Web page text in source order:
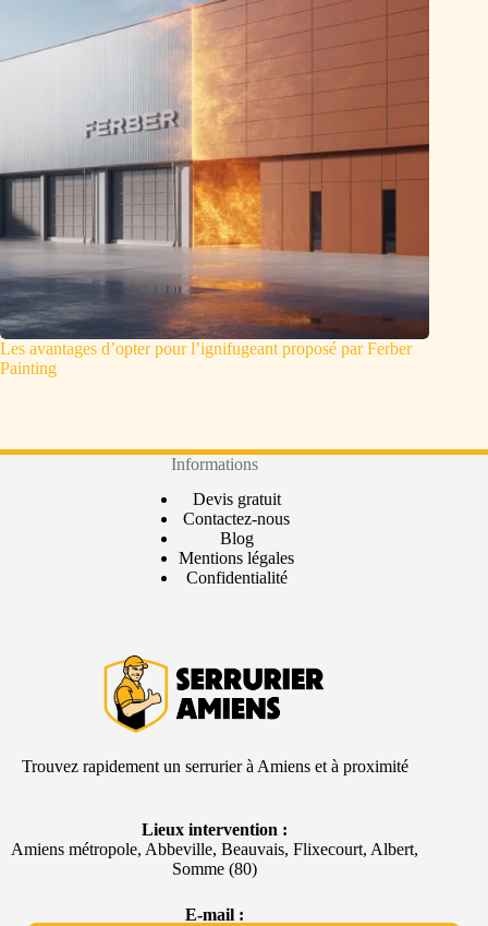
Les avantages d’opter pour l’ignifugeant proposé par Ferber
Painting
Informations
Devis gratuit
Contactez-nous
Blog
Mentions légales
Confidentialité
Trouvez rapidement un serrurier à Amiens et à proximité
Lieux intervention :
Amiens métropole, Abbeville, Beauvais, Flixecourt, Albert,
Somme (80)
E-mail ​: